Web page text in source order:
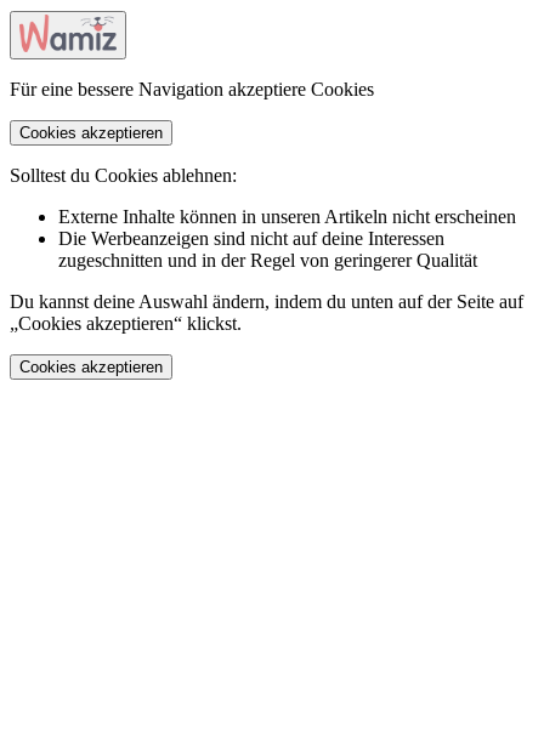
Für eine bessere Navigation akzeptiere Cookies
Cookies akzeptieren
Solltest du Cookies ablehnen:
Externe Inhalte können in unseren Artikeln nicht erscheinen
Die Werbeanzeigen sind nicht auf deine Interessen
zugeschnitten und in der Regel von geringerer Qualität
Du kannst deine Auswahl ändern, indem du unten auf der Seite auf
„Cookies akzeptieren“ klickst.
Cookies akzeptieren